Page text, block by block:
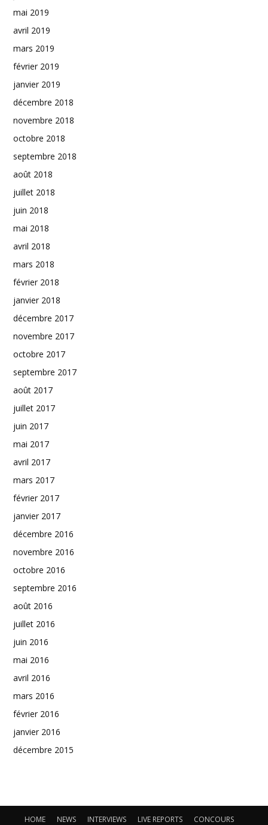
mai 2019
avril 2019
mars 2019
février 2019
janvier 2019
décembre 2018
novembre 2018
octobre 2018
septembre 2018
août 2018
juillet 2018
juin 2018
mai 2018
avril 2018
mars 2018
février 2018
janvier 2018
décembre 2017
novembre 2017
octobre 2017
septembre 2017
août 2017
juillet 2017
juin 2017
mai 2017
avril 2017
mars 2017
février 2017
janvier 2017
décembre 2016
novembre 2016
octobre 2016
septembre 2016
août 2016
juillet 2016
juin 2016
mai 2016
avril 2016
mars 2016
février 2016
janvier 2016
décembre 2015
HOME NEWS INTERVIEWS LIVE REPORTS CONCOURS